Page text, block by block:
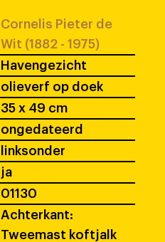
Cornelis Pieter de
Wit (1882 - 1975)
Havengezicht
olieverf op doek
35 x 49 cm
ongedateerd
linksonder
ja
01130
Achterkant:
Tweemast koftjalk